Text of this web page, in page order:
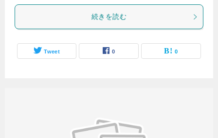
続きを読む
Tweet 0 0